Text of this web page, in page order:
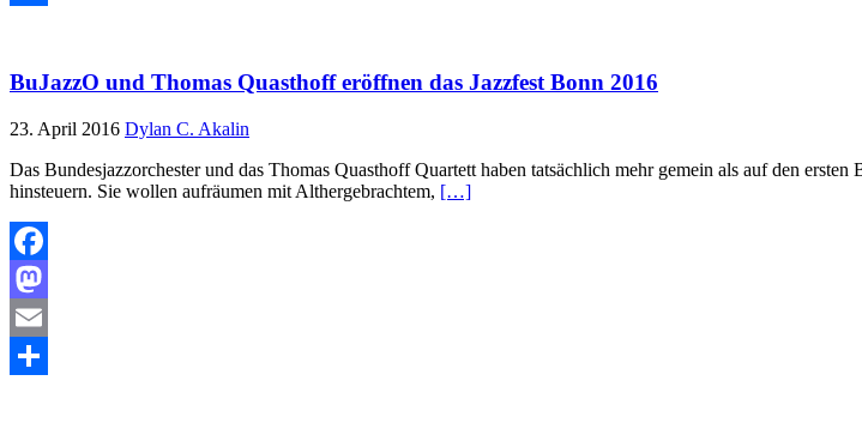
BuJazzO und Thomas Quasthoff eröffnen das Jazzfest Bonn 2016
23. April 2016 Dylan C. Akalin
Das Bundesjazzorchester und das Thomas Quasthoff Quartett haben tatsächlich mehr gemein als auf den
hinsteuern. Sie wollen aufräumen mit Althergebrachtem, […]
Facebook
Mastodon
Email